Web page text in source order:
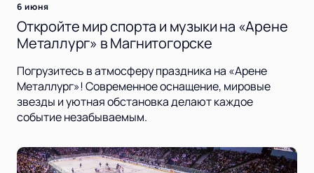
6 июня
Откройте мир спорта и музыки на «Арене
Металлург» в Магнитогорске
Погрузитесь в атмосферу праздника на «Арене
Металлург»! Современное оснащение, мировые
звезды и уютная обстановка делают каждое
событие незабываемым.